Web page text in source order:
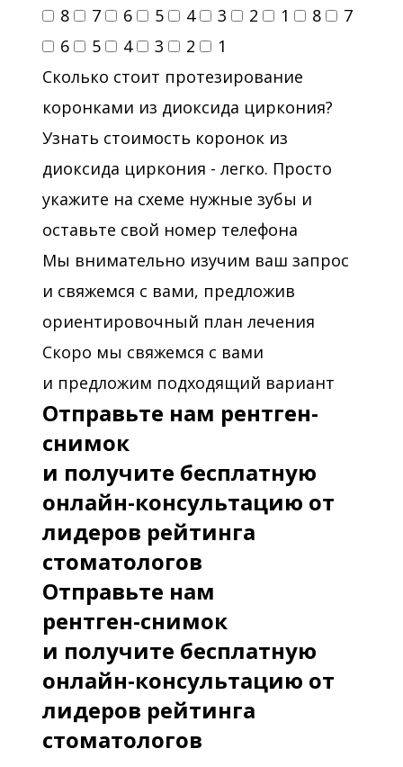
8
7 6 5 4 3 2 1 8
7
6
5 4 3 2
1
Сколько стоит протезирование
коронками из диоксида циркония?
Узнать стоимость коронок из
диоксида циркония - легко. Просто
укажите на схеме нужные зубы и
оставьте свой номер телефона
Мы внимательно изучим ваш запрос
и свяжемся с вами, предложив
ориентировочный план лечения
Скоро мы свяжемся с вами
и предложим подходящий вариант
Отправьте нам рентген-
снимок
и получите бесплатную
онлайн-консультацию от
лидеров рейтинга
стоматологов
Отправьте нам
рентген-снимок
и получите бесплатную
онлайн-консультацию от
лидеров рейтинга
стоматологов